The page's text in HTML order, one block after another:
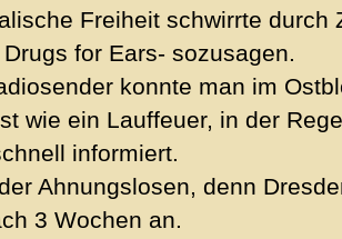
Freiheit schwirrte durch
for Ears- sozusagen.
konnte man im
wie ein Lauffeuer, in der
informiert.
Ahnungslosen, denn
3 Wochen an.